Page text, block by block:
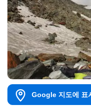
Google 지도에 표